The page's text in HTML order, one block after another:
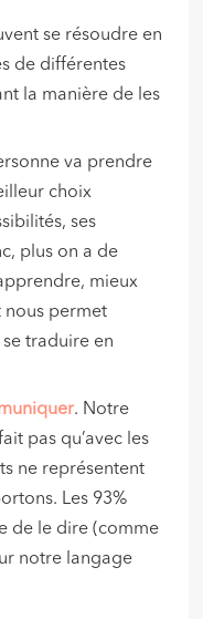
se résoudre en
de différentes
la manière de les
va prendre
choix
ses
plus on a de
mieux
nous permet
se traduire en
. Notre
pas qu’avec les
ne représentent
Les 93%
de le dire (comme
notre langage